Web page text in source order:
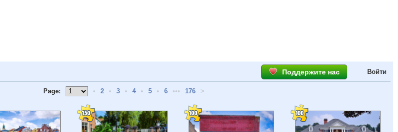
Поддержите нас Войти
Page: • 2 • 3 • 4 • 5 • 6 ••• 176 >